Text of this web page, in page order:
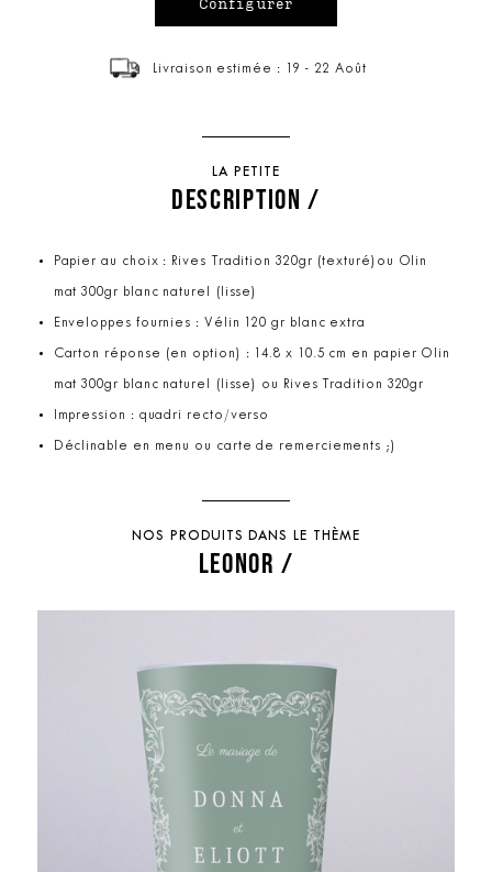
Livraison estimée : 19 - 22 Août
LA PETITE
DESCRIPTION /
Papier au choix : Rives Tradition 320gr (texturé)ou Olin
mat 300gr blanc naturel (lisse)
Enveloppes fournies : Vélin 120 gr blanc extra
Carton réponse (en option) : 14.8 x 10.5 cm en papier Olin
mat 300gr blanc naturel (lisse) ou Rives Tradition 320gr
Impression : quadri recto/verso
Déclinable en menu ou carte de remerciements ;)
NOS PRODUITS DANS LE THÈME
LEONOR /